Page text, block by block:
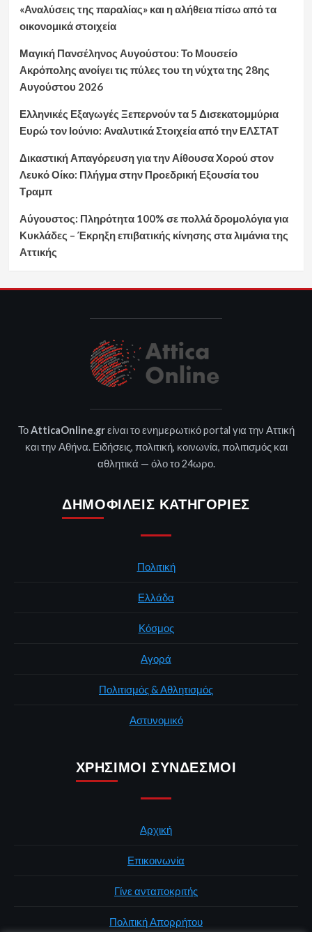
«Αναλύσεις της παραλίας» και η αλήθεια πίσω από τα
οικονομικά στοιχεία
Μαγική Πανσέληνος Αυγούστου: Το Μουσείο
Ακρόπολης ανοίγει τις πύλες του τη νύχτα της 28ης
Αυγούστου 2026
Ελληνικές Εξαγωγές Ξεπερνούν τα 5 Δισεκατομμύρια
Ευρώ τον Ιούνιο: Αναλυτικά Στοιχεία από την ΕΛΣΤΑΤ
Δικαστική Απαγόρευση για την Αίθουσα Χορού στον
Λευκό Οίκο: Πλήγμα στην Προεδρική Εξουσία του
Τραμπ
Αύγουστος: Πληρότητα 100% σε πολλά δρομολόγια για
Κυκλάδες – Έκρηξη επιβατικής κίνησης στα λιμάνια της
Αττικής
ΤοAtticaOnline.grείναι το ενημερωτικό portal για την Αττική
και την Αθήνα. Ειδήσεις, πολιτική, κοινωνία, πολιτισμός και
αθλητικά — όλο το 24ωρο.
ΔΗΜΟΦΙΛΕΊΣ ΚΑΤΗΓΟΡΊΕΣ
Πολιτική
Ελλάδα
Κόσμος
Αγορά
Πολιτισμός & Αθλητισμός
Αστυνομικό
ΧΡΉΣΙΜΟΙ ΣΎΝΔΕΣΜΟΙ
Αρχική
Επικοινωνία
Γίνε ανταποκριτής
Πολιτική Απορρήτου